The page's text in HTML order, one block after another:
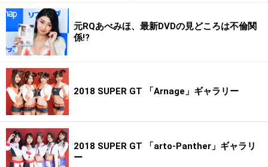
元RQあべみほ、最新DVDの見どころは不倫関
係!?
2018 SUPER GT 「Arnage」ギャラリー
2018 SUPER GT 「arto-Panther」ギャラリ
ー